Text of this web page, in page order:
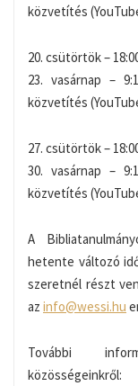
közvetítés
20. csütörtök –
23. vasárnap –
közvetítés
27. csütörtök –
30. vasárnap –
közvetítés
A
hetente változó
szeretnél részt
az info@wessi.hu
További
közösségeinkről: